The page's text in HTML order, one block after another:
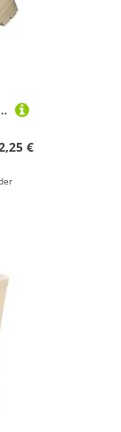
Outdoor-Gummischuhe for Erwachsene Für Industrie Handwerk(Beige Cotton,40)
€